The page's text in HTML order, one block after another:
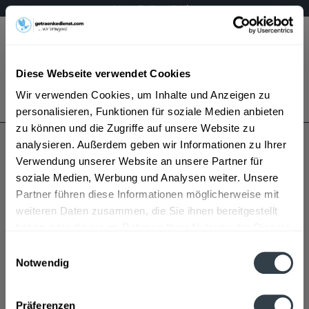
Diese Webseite verwendet Cookies
Wir verwenden Cookies, um Inhalte und Anzeigen zu
personalisieren, Funktionen für soziale Medien anbieten
zu können und die Zugriffe auf unsere Website zu
analysieren. Außerdem geben wir Informationen zu Ihrer
Verwendung unserer Website an unsere Partner für
soziale Medien, Werbung und Analysen weiter. Unsere
Partner führen diese Informationen möglicherweise mit
weiteren Daten zusammen, die Sie ihnen bereitgestellt
Notwendig
Präferenzen
Mo – Fr 9 – 17 Uhr
Menü
Bestellung widerrufen
Es gilt unsere Datenschutzerklärung
St. Burghardt
St. Burghardt wird in den folgenden Regionen,
Städten, Orten und Postleitzahl-Gebieten geliefert